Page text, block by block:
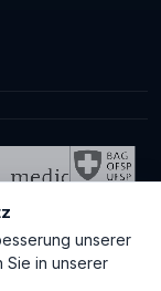
unserer
Sie in unserer